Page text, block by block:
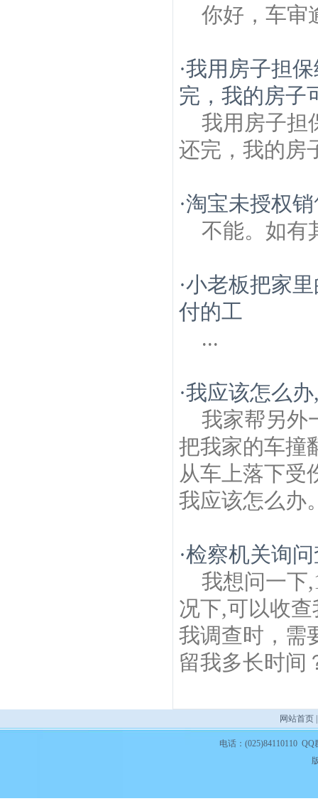
你好，车审
·我用房子担
完，我的房子
我用房子担
还完，我的房
·淘宝未授权
不能。如有
·小老板把家
付的工
...
·我应该怎么
我家帮另外
把我家的车撞
从车上落下受
我应该怎么办
·检察机关询
我想问一下
况下,可以收
我调查时，需
留我多长时间
网站首页
电话：(025)84110110